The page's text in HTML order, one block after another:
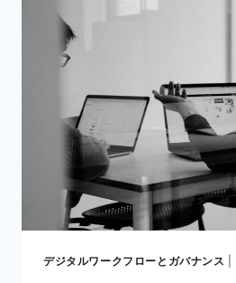
応
べ
き
こ
と
か
デジタルワークフローとガバナンス